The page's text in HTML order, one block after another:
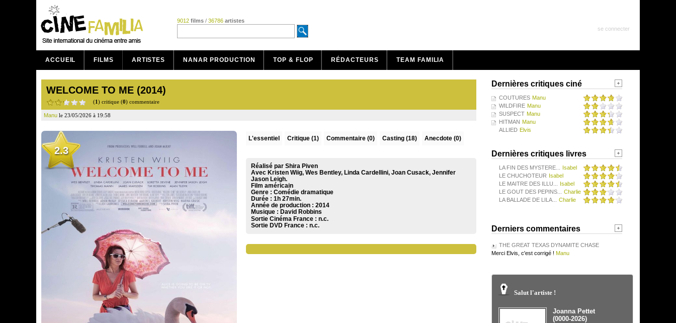
9012 films / 36786 artistes
se connecter
ACCUEIL FILMS ARTISTES NANAR PRODUCTION TOP & FLOP RÉDACTEURS TEAM FAMILIA
WELCOME TO ME (2014)
(1) critique (0) commentaire
Manu le 23/05/2026 à 19:58
2.3
L'essentiel Critique(1) Commentaire(0) Casting (18) Anecdote (0)
Réalisé par Shira Piven
Avec Kristen Wiig, Wes Bentley, Linda Cardellini, Joan Cusack, Jennifer
Jason Leigh.
Film américain
Genre : Comédie dramatique
Durée : 1h 27min.
Année de production : 2014
Musique : David Robbins
Sortie Cinéma France : n.c.
Sortie DVD France : n.c.
Dernières critiques ciné
COUTURES Manu
WILDFIRE Manu
SUSPECT Manu
HITMAN Manu
ALLIED Elvis
Dernières critiques livres
LA FIN DES MYSTERE...
Isabel
LE CHUCHOTEUR Isabel
LE MAITRE DES ILLU...
Isabel
LE GOUT DES PEPINS...
Charlie
LA BALLADE DE LILA...
Charlie
Derniers commentaires
THE GREAT TEXAS DYNAMITE CHASE
Merci Elvis, c'est corrigé ! Manu
Salut l'artiste !
Joanna Pettet
(0000-2026)